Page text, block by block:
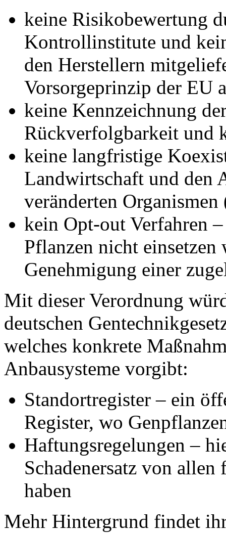
keine Risikobewertung
Kontrollinstitute und
den Herstellern
Vorsorgeprinzip der EU
keine Kennzeichnung
Rückverfolgbarkeit und
keine langfristige
Landwirtschaft und den
veränderten
kein Opt-out Verfahren
Pflanzen nicht
Genehmigung einer
Mit dieser Verordnung
deutschen
welches konkrete
Anbausysteme vorgibt:
Standortregister – ein
Register, wo
Haftungsregelungen –
Schadenersatz von
haben
Mehr Hintergrund findet